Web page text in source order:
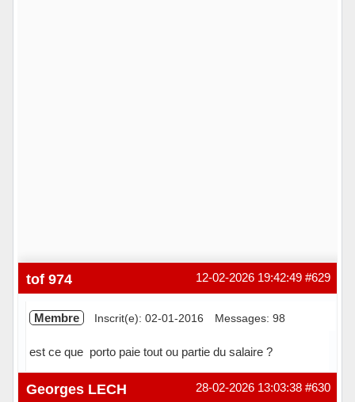
#629
12-02-2026 19:42:49
tof 974
Membre Inscrit(e): 02-01-2016 Messages: 98
est ce que porto paie tout ou partie du salaire ?
Hors ligne #630
28-02-2026 13:03:38
Georges LECH